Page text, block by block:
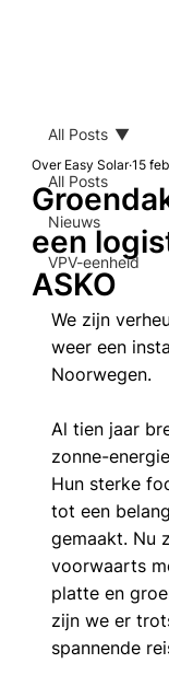
All Posts
Nieuws
VPV-eenheid
All Posts
een
ASKO
Over Easy Solar 15
We zijn
weer een
Noorwegen.
Al tien jaar
zonne-
Hun sterke
tot een
gemaakt. Nu
voorwaarts
platte en
zijn we er
spannende